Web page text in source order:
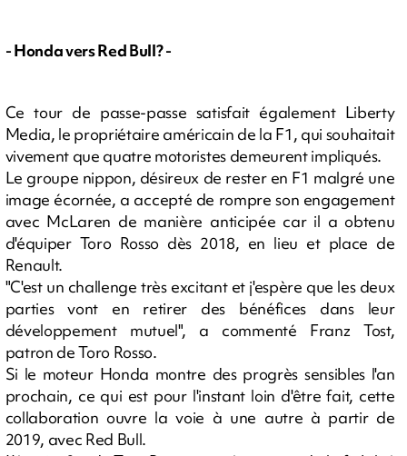
- Honda vers Red Bull? -
Ce tour de passe-passe satisfait également Liberty
Media, le propriétaire américain de la F1, qui souhaitait
vivement que quatre motoristes demeurent impliqués.
Le groupe nippon, désireux de rester en F1 malgré une
image écornée, a accepté de rompre son engagement
avec McLaren de manière anticipée car il a obtenu
d'équiper Toro Rosso dès 2018, en lieu et place de
Renault.
"C'est un challenge très excitant et j'espère que les deux
parties vont en retirer des bénéfices dans leur
développement mutuel", a commenté Franz Tost,
patron de Toro Rosso.
Si le moteur Honda montre des progrès sensibles l'an
prochain, ce qui est pour l'instant loin d'être fait, cette
collaboration ouvre la voie à une autre à partir de
2019, avec Red Bull.